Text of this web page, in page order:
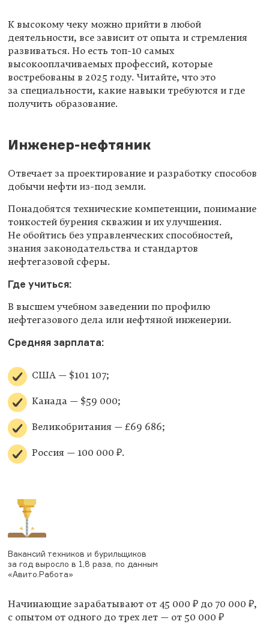
К высокому чеку можно прийти в любой
деятельности, все зависит от опыта и стремления
развиваться. Но есть топ-10 самых
высокооплачиваемых профессий, которые
востребованы в 2025 году. Читайте, что это
за специальности, какие навыки требуются и где
получить образование.
Инженер-нефтяник
Отвечает за проектирование и разработку способов
добычи нефти из-под земли.
Понадобятся технические компетенции, понимание
тонкостей бурения скважин и их улучшения.
Не обойтись без управленческих способностей,
знания законодательства и стандартов
нефтегазовой сферы.
Где учиться:
В высшем учебном заведении по профилю
нефтегазового дела или нефтяной инженерии.
Средняя зарплата:
США — $101 107;
Канада — $59 000;
Великобритания — £69 686;
Россия — 100 000 ₽.
Вакансий техников и бурильщиков
за год выросло в 1,8 раза, по данным
«Авито.Работа»
Начинающие зарабатывают от 45 000 ₽ до 70 000 ₽,
с опытом от одного до трех лет — от 50 000 ₽